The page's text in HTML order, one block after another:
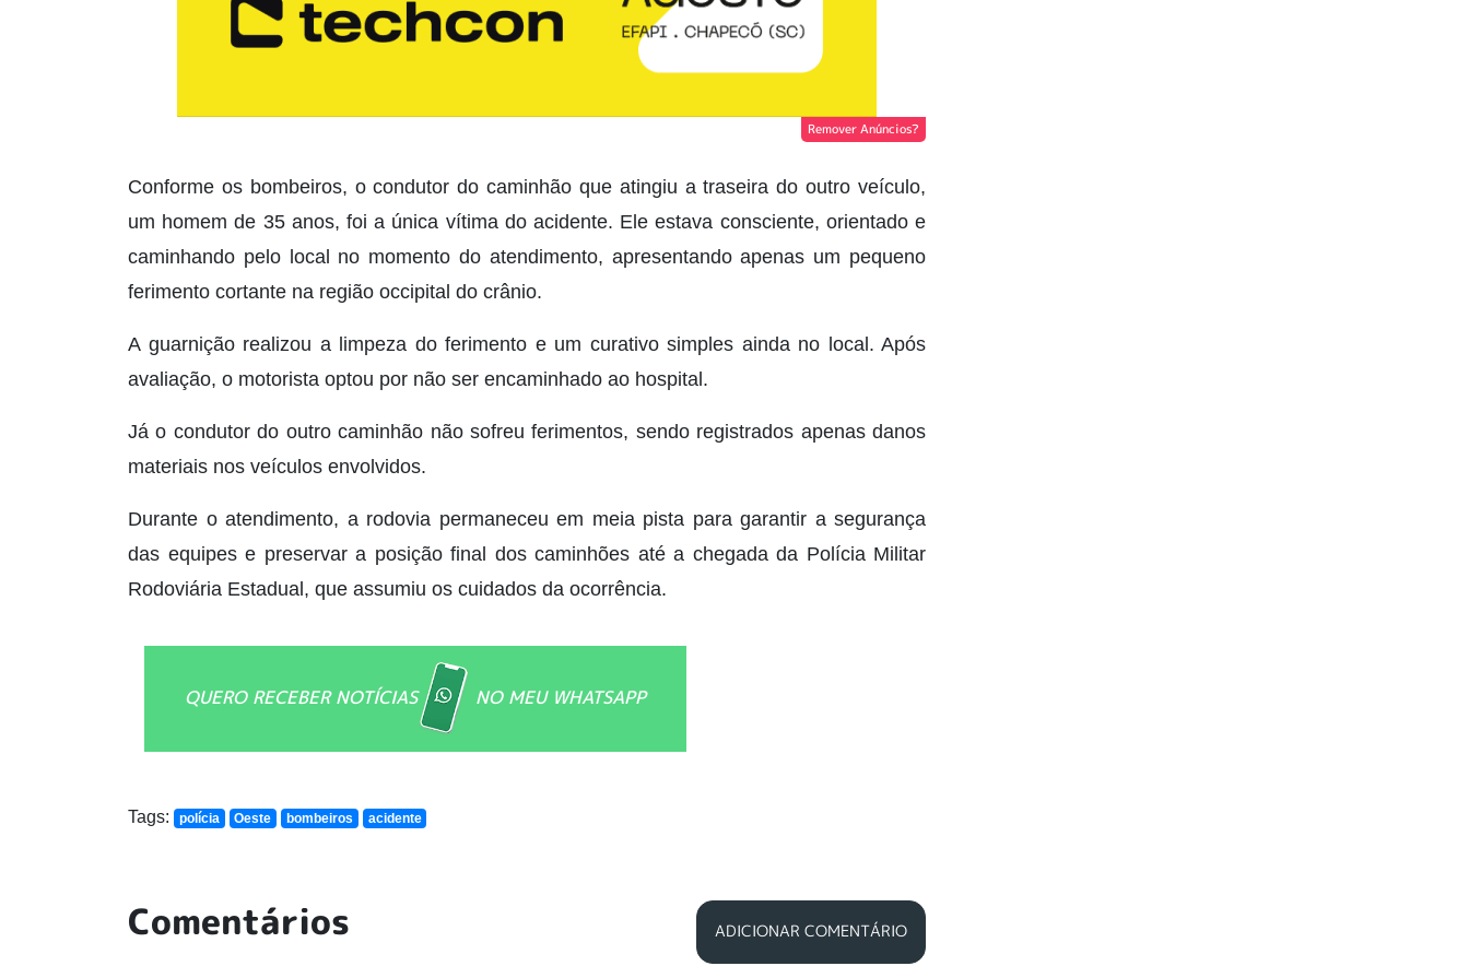
Remover Anúncios?
Conforme os bombeiros, o condutor do caminhão que atingiu a traseira do outro veículo,
um homem de 35 anos, foi a única vítima do acidente. Ele estava consciente, orientado e
caminhando pelo local no momento do atendimento, apresentando apenas um pequeno
ferimento cortante na região occipital do crânio.
A guarnição realizou a limpeza do ferimento e um curativo simples ainda no local. Após
avaliação, o motorista optou por não ser encaminhado ao hospital.
Já o condutor do outro caminhão não sofreu ferimentos, sendo registrados apenas danos
materiais nos veículos envolvidos.
Durante o atendimento, a rodovia permaneceu em meia pista para garantir a segurança
das equipes e preservar a posição final dos caminhões até a chegada da Polícia Militar
Rodoviária Estadual, que assumiu os cuidados da ocorrência.
QUERO RECEBER NOTÍCIAS NO MEU WHATSAPP
Tags: polícia Oeste bombeiros acidente
Comentários ADICIONAR COMENTÁRIO